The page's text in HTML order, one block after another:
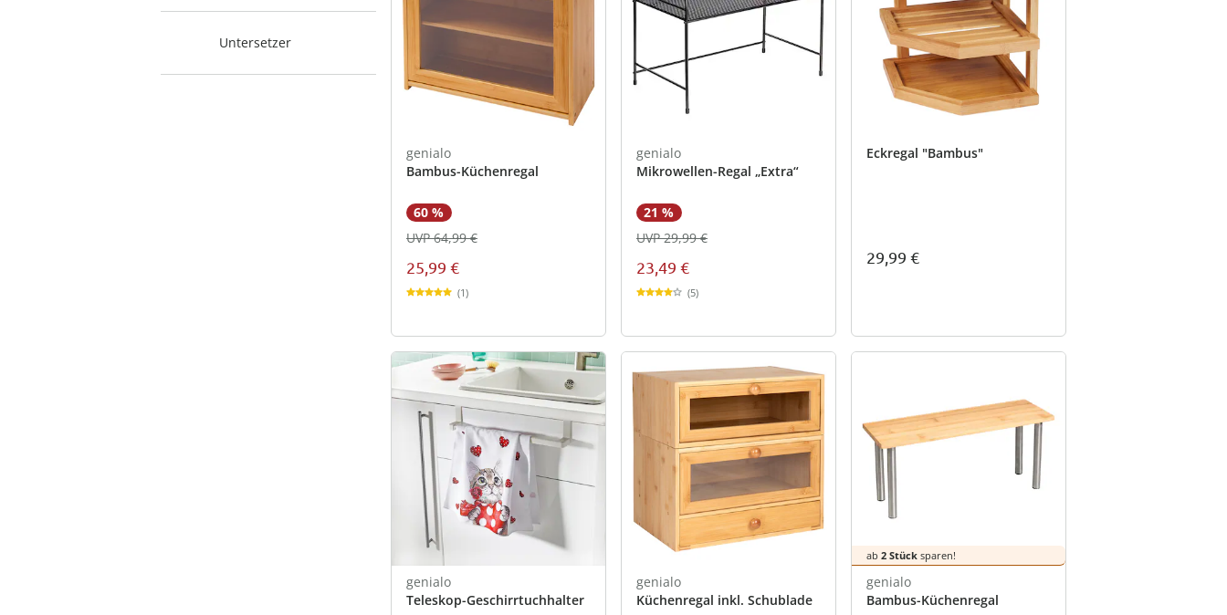
Untersetzer
genialo
Bambus-Küchenregal
60 %
25,99 €
UVP 64,99 €
(1)
genialo
Mikrowellen-Regal „Extra“
21 %
23,49 €
UVP 29,99 €
(5)
Eckregal "Bambus"
29,99 €
genialo
Teleskop-Geschirrtuchhalter
genialo
Küchenregal inkl. Schublade
ab 2 Stück sparen!
genialo
Bambus-Küchenregal